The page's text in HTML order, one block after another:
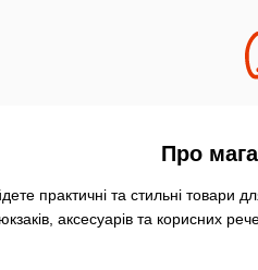
Про
практичні та стильні товари
аксесуарів та корисних